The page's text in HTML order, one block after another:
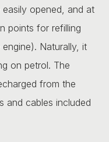
opened, and at
points for refilling
Naturally, it
on petrol. The
from the
and cables included